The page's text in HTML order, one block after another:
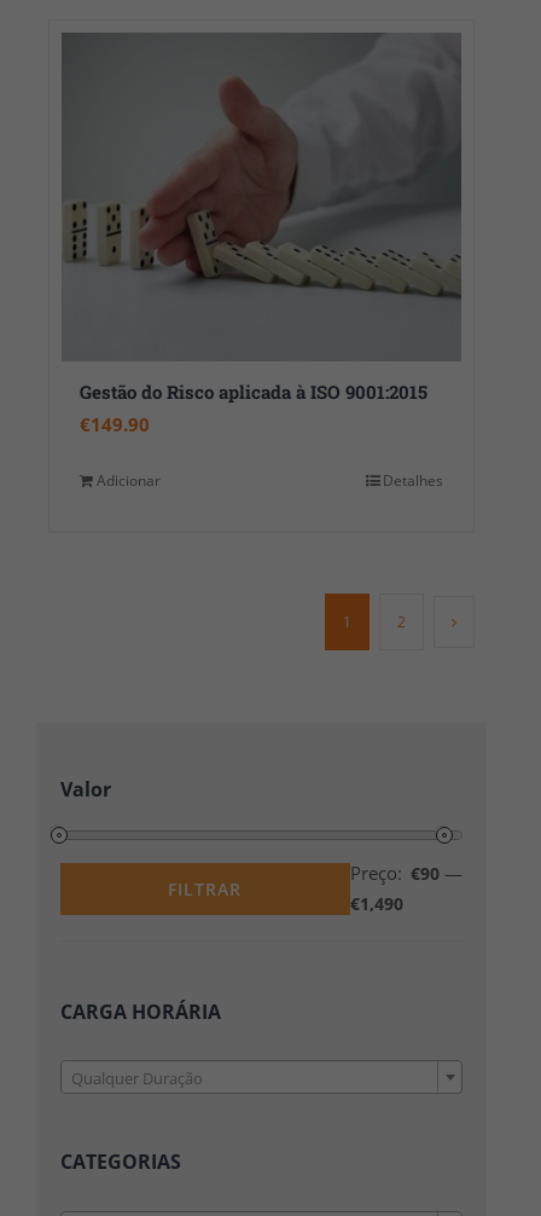
Gestão do Risco aplicada à ISO 9001:2015
€149.90
Adicionar Detalhes
1 2
Valor
FILTRAR
Preço: €90—
€1,490
CARGA HORÁRIA
Qualquer Duração
CATEGORIAS